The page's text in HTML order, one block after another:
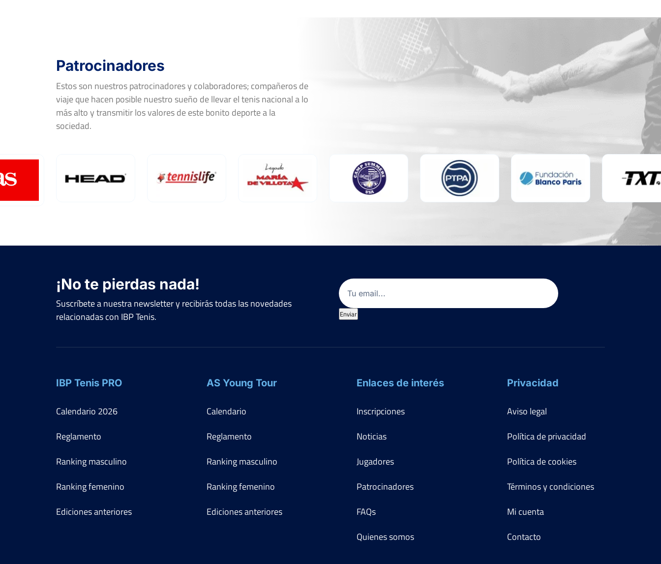
Patrocinadores
Estos son nuestros patrocinadores y colaboradores; compañeros de
viaje que hacen posible nuestro sueño de llevar el tenis nacional a lo
más alto y transmitir los valores de este bonito deporte a la
sociedad.
¡No te pierdas nada!
Suscríbete a nuestra newsletter y recibirás todas las novedades
relacionadas con IBP Tenis.
Email
Enviar
IBP Tenis PRO
Calendario 2026
Reglamento
Ranking masculino
Ranking femenino
Ediciones anteriores
AS Young Tour
Calendario
Reglamento
Ranking masculino
Ranking femenino
Ediciones anteriores
Enlaces de interés
Inscripciones
Noticias
Jugadores
Patrocinadores
FAQs
Quienes somos
Privacidad
Aviso legal
Política de privacidad
Política de cookies
Términos y condiciones
Mi cuenta
Contacto